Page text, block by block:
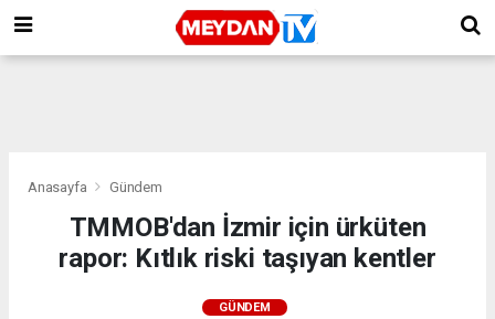
Anasayfa Gündem
TMMOB'dan İzmir için ürküten
rapor: Kıtlık riski taşıyan kentler
GÜNDEM